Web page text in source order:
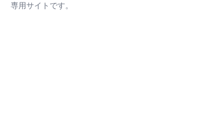
専用サイトです。